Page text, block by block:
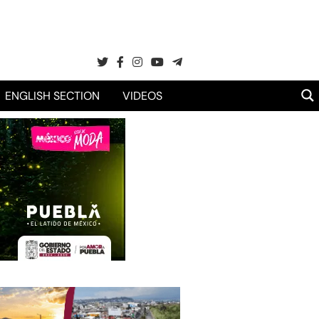
ENGLISH SECTION VIDEOS